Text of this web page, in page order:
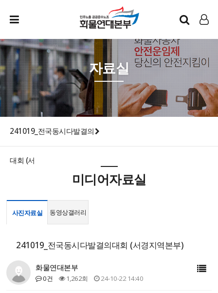
인트라넷
LOG IN
자료실
241019_전국동시다발결의
대회 (서
미디어자료실
사진자료실 동영상갤러리
241019_전국동시다발결의대회 (서경지역본부)
화물연대본부
0건 1,262회 24-10-22 14:40